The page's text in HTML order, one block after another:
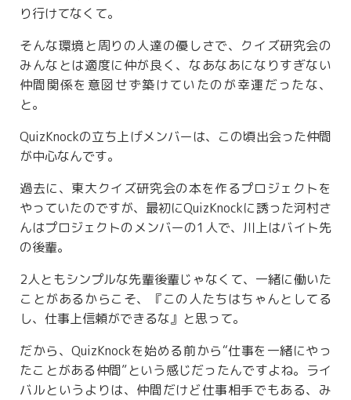
り行けてなくて。
そんな環境と周りの人達の優しさで、クイズ研究会の
みんなとは適度に仲が良く、なあなあになりすぎない
仲間関係を意図せず築けていたのが幸運だったな、
と。
QuizKnockの立ち上げメンバーは、この頃出会った仲間
が中心なんです。
過去に、東大クイズ研究会の本を作るプロジェクトを
やっていたのですが、最初にQuizKnockに誘った河村さ
んはプロジェクトのメンバーの1人で、川上はバイト先
の後輩。
2人ともシンプルな先輩後輩じゃなくて、一緒に働いた
ことがあるからこそ、『この人たちはちゃんとしてる
し、仕事上信頼ができるな』と思って。
だから、QuizKnockを始める前から“仕事を一緒にやっ
たことがある仲間”という感じだったんですよね。ライ
バルというよりは、仲間だけど仕事相手でもある、み